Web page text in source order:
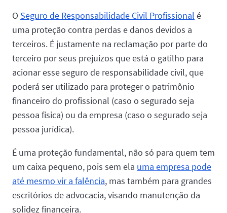
O Seguro de Responsabilidade Civil Profissional é
uma proteção contra perdas e danos devidos a
terceiros. É justamente na reclamação por parte do
terceiro por seus prejuízos que está o gatilho para
acionar esse seguro de responsabilidade civil, que
poderá ser utilizado para proteger o patrimônio
financeiro do profissional (caso o segurado seja
pessoa física) ou da empresa (caso o segurado seja
pessoa jurídica).
É uma proteção fundamental, não só para quem tem
um caixa pequeno, pois sem ela uma empresa pode
até mesmo vir a falência, mas também para grandes
escritórios de advocacia, visando manutenção da
solidez financeira.